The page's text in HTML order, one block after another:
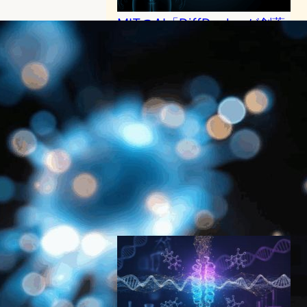
MITのAI「DiffDock」が創薬
革命、クローン病向け抗生物
バイオテクノロジーニュース
MITニュース
2025年10月5日17:00
“AI活用で新型抗生物質発見、
MIT研究者が致死的感染症撃
退” “病院感染症に対する新薬
開発、AIが効力予測に成功”
AI（人工知能）ニュース
2023年12月21日1:25